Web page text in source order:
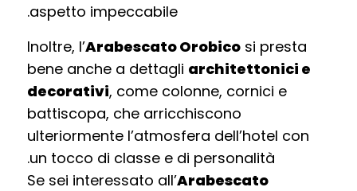
aspetto impeccabile.
Inoltre, l’Arabescato Orobicosi presta
bene anche a dettagli architettonici e
decorativi, come colonne, cornici e
battiscopa, che arricchiscono
ulteriormente l’atmosfera dell’hotel con
un tocco di classe e di personalità.
Se sei interessato all’Arabescato